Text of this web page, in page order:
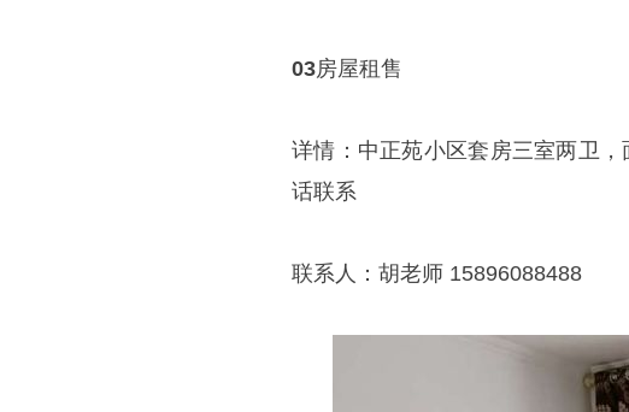
03房屋租售
详情：中正苑小区套房三室两卫
话联系
联系人：胡老师 15896088488